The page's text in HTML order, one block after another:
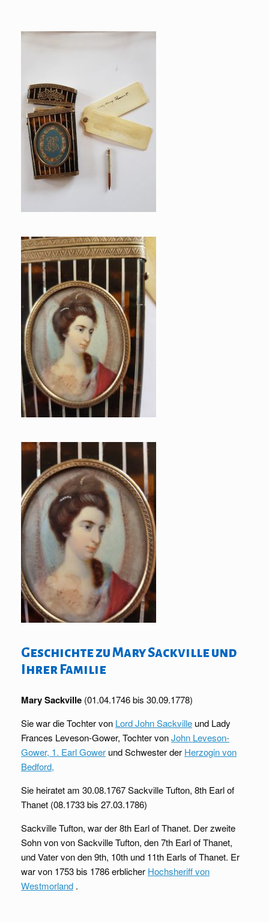
Geschichte zu Mary Sackville und
Ihrer Familie
Mary Sackville (01.04.1746 bis 30.09.1778)
Sie war die Tochter von Lord John Sackville und Lady
Frances Leveson-Gower, Tochter vonJohn Leveson-
Gower, 1. Earl Gower und Schwester der Herzogin von
Bedford,
Sie heiratet am 30.08.1767 Sackville Tufton, 8th Earl of
Thanet (08.1733 bis 27.03.1786)
Sackville Tufton, war der 8th Earl of Thanet. Der zweite
Sohn von von Sackville Tufton, den 7th Earl of Thanet,
und Vater von den 9th, 10th und 11th Earls of Thanet. Er
war von 1753 bis 1786 erblicher Hochsheriff von
Westmorland .